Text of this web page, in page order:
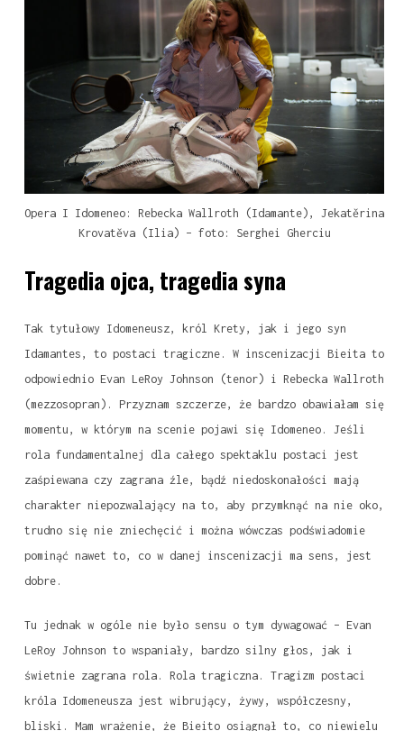
Opera I Idomeneo: Rebecka Wallroth (Idamante), Jekatěrina
Krovatěva (Ilia) – foto: Serghei Gherciu
Tragedia ojca, tragedia syna
Tak tytułowy Idomeneusz, król Krety, jak i jego syn
Idamantes, to postaci tragiczne. W inscenizacji Bieita to
odpowiednio Evan LeRoy Johnson (tenor) i Rebecka Wallroth
(mezzosopran). Przyznam szczerze, że bardzo obawiałam się
momentu, w którym na scenie pojawi się Idomeneo. Jeśli
rola fundamentalnej dla całego spektaklu postaci jest
zaśpiewana czy zagrana źle, bądź niedoskonałości mają
charakter niepozwalający na to, aby przymknąć na nie oko,
trudno się nie zniechęcić i można wówczas podświadomie
pominąć nawet to, co w danej inscenizacji ma sens, jest
dobre.
Tu jednak w ogóle nie było sensu o tym dywagować – Evan
LeRoy Johnson to wspaniały, bardzo silny głos, jak i
świetnie zagrana rola. Rola tragiczna. Tragizm postaci
króla Idomeneusza jest wibrujący, żywy, współczesny,
bliski. Mam wrażenie, że Bieito osiągnął to, co niewielu